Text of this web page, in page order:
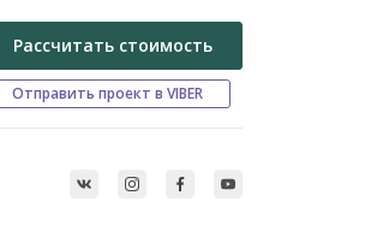
Рассчитать стоимость
Отправить проект в VIBER